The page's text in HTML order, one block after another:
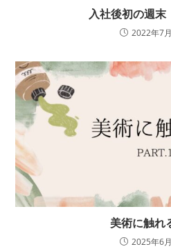
入社後初の週末
2022年7
美術に触れ
2025年6